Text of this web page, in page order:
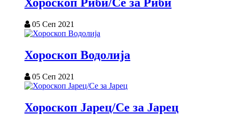
Хороскоп Риби/Се за Риби
05 Сеп 2021
Хороскоп Водолија
05 Сеп 2021
Хороскоп Јарец/Се за Јарец